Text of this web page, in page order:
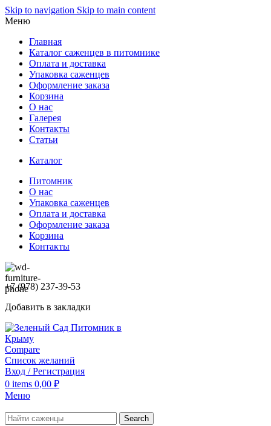
Skip to navigation Skip to main content
Меню
Главная
Каталог саженцев в питомнике
Оплата и доставка
Упаковка саженцев
Оформление заказа
Корзина
О нас
Галерея
Контакты
Статьи
Каталог
Питомник
О нас
Упаковка саженцев
Оплата и доставка
Оформление заказа
Корзина
Контакты
+7 (978) 237-39-53
Добавить в закладки
Compare
Список желаний
Вход / Регистрация
0 items 0,00 ₽
Меню
Search